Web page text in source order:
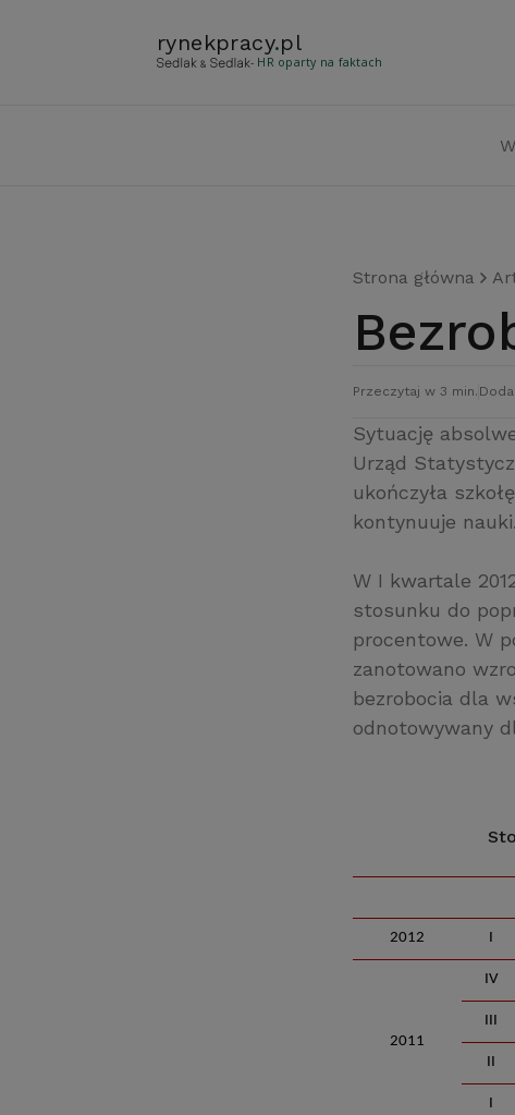
rynekpracy.pl
- HR oparty na faktach
Strona główna
Przeczytaj w 3 min.
Sytuację
Urząd
ukończyła
kontynuuje nauki.
W I kwartale
stosunku do
procentowe. W
zanotowano
bezrobocia dla
odnotowywany
2012 I
2011
IV
III
II
I